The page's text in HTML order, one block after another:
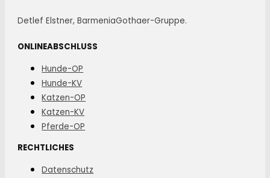
Detlef Elstner, BarmeniaGothaer-Gruppe.
ONLINEABSCHLUSS
Hunde-OP
Hunde-KV
Katzen-OP
Katzen-KV
Pferde-OP
RECHTLICHES
Datenschutz